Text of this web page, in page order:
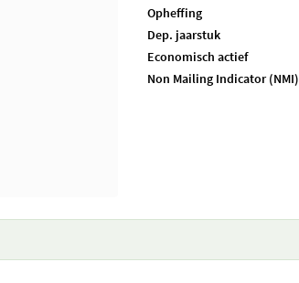
Opheffing
Dep. jaarstuk
Economisch actief
Non Mailing Indicator (NMI)